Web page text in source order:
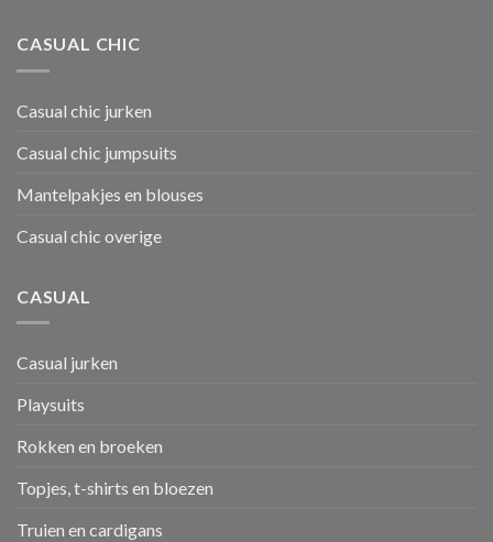
CASUAL CHIC
Casual chic jurken
Casual chic jumpsuits
Mantelpakjes en blouses
Casual chic overige
CASUAL
Casual jurken
Playsuits
Rokken en broeken
Topjes, t-shirts en bloezen
Truien en cardigans